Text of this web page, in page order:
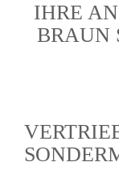
IHRE
BRAUN